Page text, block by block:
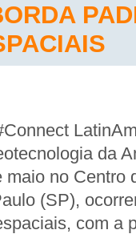
da
maio no Centro
(SP),
com a